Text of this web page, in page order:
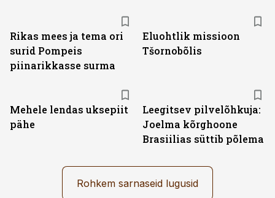
Rikas mees ja tema ori
surid Pompeis
piinarikkasse surma
Eluohtlik missioon
Tšornobõlis
Mehele lendas uksepiit
pähe
Leegitsev pilvelõhkuja:
Joelma kõrghoone
Brasiilias süttib põlema
Rohkem sarnaseid lugusid